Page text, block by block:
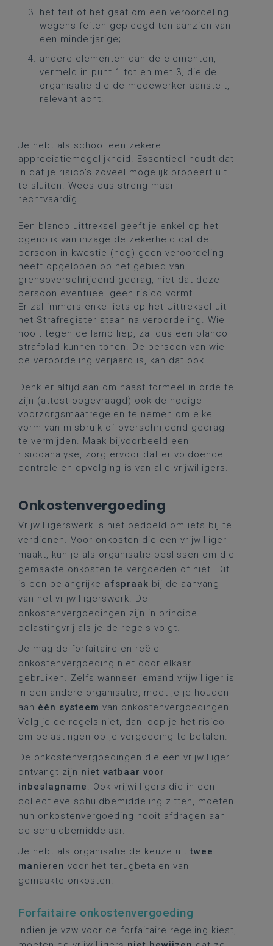
het feit of het gaat om een veroordeling
wegens feiten gepleegd ten aanzien van
een minderjarige;
andere elementen dan de elementen,
vermeld in punt 1 tot en met 3, die de
organisatie die de medewerker aanstelt,
relevant acht.
Je hebt als school een zekere
appreciatiemogelijkheid. Essentieel houdt dat
in dat je risico’s zoveel mogelijk probeert uit
te sluiten. Wees dus streng maar
rechtvaardig.
Een blanco uittreksel geeft je enkel op het
ogenblik van inzage de zekerheid dat de
persoon in kwestie (nog) geen veroordeling
heeft opgelopen op het gebied van
grensoverschrijdend gedrag, niet dat deze
persoon eventueel geen risico vormt.
Er zal immers enkel iets op het Uittreksel uit
het Strafregister staan na veroordeling. Wie
nooit tegen de lamp liep, zal dus een blanco
strafblad kunnen tonen. De persoon van wie
de veroordeling verjaard is, kan dat ook.
Denk er altijd aan om naast formeel in orde te
zijn (attest opgevraagd) ook de nodige
voorzorgsmaatregelen te nemen om elke
vorm van misbruik of overschrijdend gedrag
te vermijden. Maak bijvoorbeeld een
risicoanalyse, zorg ervoor dat er voldoende
controle en opvolging is van alle vrijwilligers.
Onkostenvergoeding
Vrijwilligerswerk is niet bedoeld om iets bij te
verdienen. Voor onkosten die een vrijwilliger
maakt, kun je als organisatie beslissen om die
gemaakte onkosten te vergoeden of niet. Dit
is een belangrijke afspraak bij de aanvang
van het vrijwilligerswerk. De
onkostenvergoedingen zijn in principe
belastingvrij als je de regels volgt.
Je mag de forfaitaire en reële
onkostenvergoeding niet door elkaar
gebruiken. Zelfs wanneer iemand vrijwilliger is
in een andere organisatie, moet je je houden
aan één systeem van onkostenvergoedingen.
Volg je de regels niet, dan loop je het risico
om belastingen op je vergoeding te betalen.
De onkostenvergoedingen die een vrijwilliger
ontvangt zijn niet vatbaar voor
inbeslagname. Ook vrijwilligers die in een
collectieve schuldbemiddeling zitten, moeten
hun onkostenvergoeding nooit afdragen aan
de schuldbemiddelaar.
Je hebt als organisatie de keuze uittwee
manieren voor het terugbetalen van
gemaakte onkosten.
Forfaitaire onkostenvergoeding
Indien je vzw voor de forfaitaire regeling kiest,